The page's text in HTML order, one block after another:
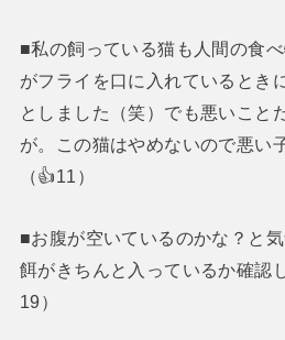
■私の飼っている猫も人間の食
がフライを口に入れているとき
としました（笑）でも悪いこと
が。この猫はやめないので悪い
（👍11）
■お腹が空いているのかな？と
餌がきちんと入っているか確認
19）